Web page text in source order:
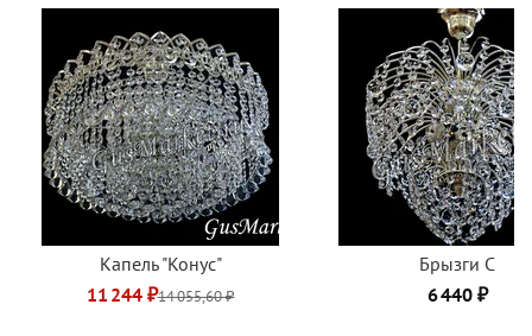
Капель "Конус"
11 244 ₽14 055,60 ₽
Брызги C
6 440 ₽